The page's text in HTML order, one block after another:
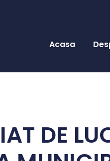
Acasa
DE